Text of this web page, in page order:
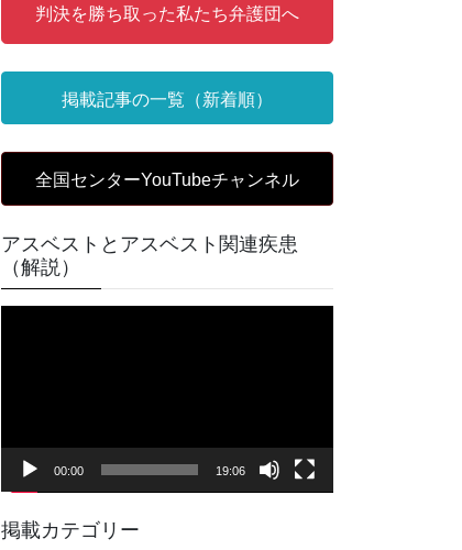
判決を勝ち取った私たち弁護団へ
掲載記事の一覧（新着順）
全国センターYouTubeチャンネル
アスベストとアスベスト関連疾患
（解説）
ヤ
00:00 19:06
掲載カテゴリー